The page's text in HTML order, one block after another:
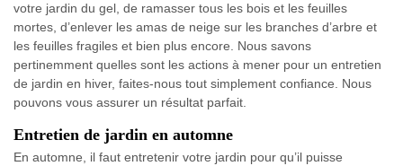
votre jardin du gel, de ramasser tous les bois et les feuilles
mortes, d’enlever les amas de neige sur les branches d’arbre et
les feuilles fragiles et bien plus encore. Nous savons
pertinemment quelles sont les actions à mener pour un entretien
de jardin en hiver, faites-nous tout simplement confiance. Nous
pouvons vous assurer un résultat parfait.
Entretien de jardin en automne
En automne, il faut entretenir votre jardin pour qu’il puisse